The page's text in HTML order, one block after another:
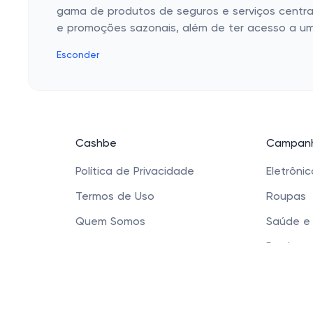
gama de produtos de seguros e serviços
e promoções sazonais, além de ter acesso a
Esconder
Cashbe
Política de Privacidade
Termos de Uso
Quem Somos
Roupas
Saúde